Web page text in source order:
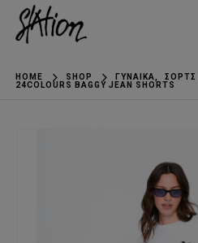
HOME SHOP ΓΥΝΑΊΚΑ,
ΣΟΡΤΣ
24COLOURS BAGGY JEAN SHORTS